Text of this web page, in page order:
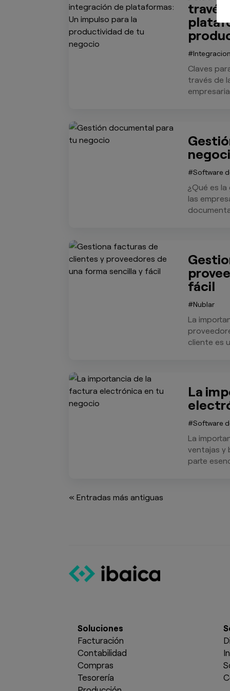
través
Claves
través de
Software
¿Qué es
las
fácil
Nublar
La
cliente es
La
Software
La
ventajas y
parte
« Entradas más antiguas
Soluciones
Facturación
Contabilidad
Compras
Tesorería